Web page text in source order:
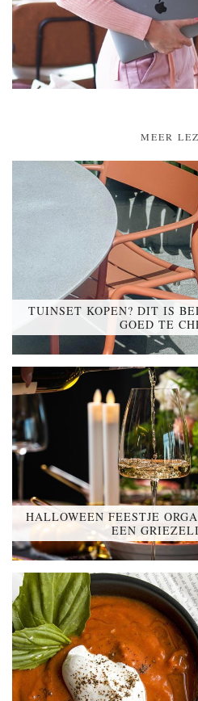
MEER
TUINSET KOPEN? DIT IS
GOED TE
HALLOWEEN FEESTJE
EEN